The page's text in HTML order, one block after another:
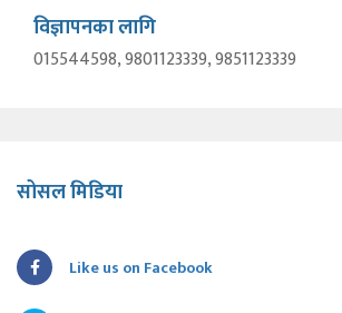
विज्ञापनका लागि
015544598, 9801123339, 9851123339
सोसल मिडिया
Like us on Facebook